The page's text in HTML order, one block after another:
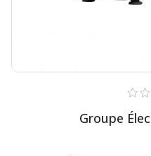
Groupe